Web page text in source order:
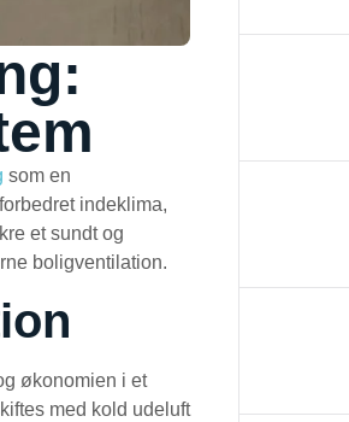
som en
indeklima,
et sundt og
boligventilation.
økonomien i et
med kold udeluft